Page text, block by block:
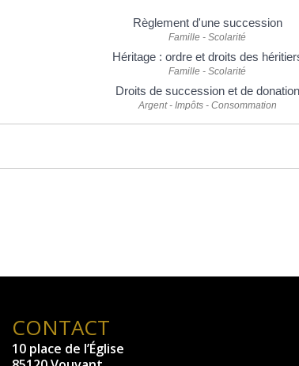
Règlement d'une succession
Famille - Scolarité
Héritage : ordre et droits des
Famille - Scolarité
Droits de succession et de donation
Argent - Impôts - Consommation
CONTACT
10 place de l’Église